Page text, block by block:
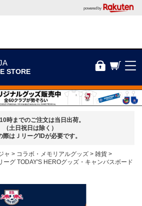
powered by
STORE
時までのご注文は当日出荷。
（土日祝日は除く）
際はＪリーグIDが必要です。
ャ コラボ・メモリアルグッズ
雑貨
ーグ TODAY'S HEROグッズ・キャンバスボード